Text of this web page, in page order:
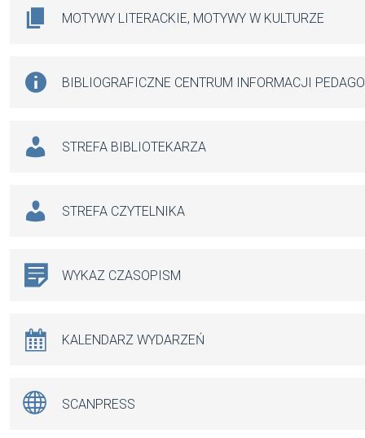
MOTYWY LITERACKIE, MOTYWY W KULTURZE
BIBLIOGRAFICZNE CENTRUM INFORMACJI
STREFA BIBLIOTEKARZA
STREFA CZYTELNIKA
WYKAZ CZASOPISM
KALENDARZ WYDARZEŃ
SCANPRESS